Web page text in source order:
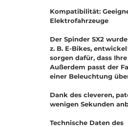
Kompatibilität:
Elektrofahrzeuge
Der Spinder SX2
z. B. E-Bikes,
sorgen dafür, dass
Außerdem passt der
einer Beleuchtung
Dank des cleveren,
wenigen Sekunden
Technische Daten des